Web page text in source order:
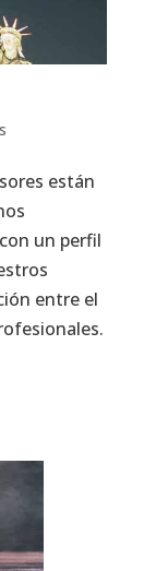
están
un perfil
entre el